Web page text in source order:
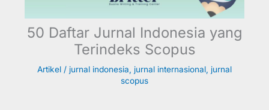
50 Daftar Jurnal Indonesia yang
Terindeks Scopus
Artikel / jurnal indonesia jurnal internasional jurnal
scopus